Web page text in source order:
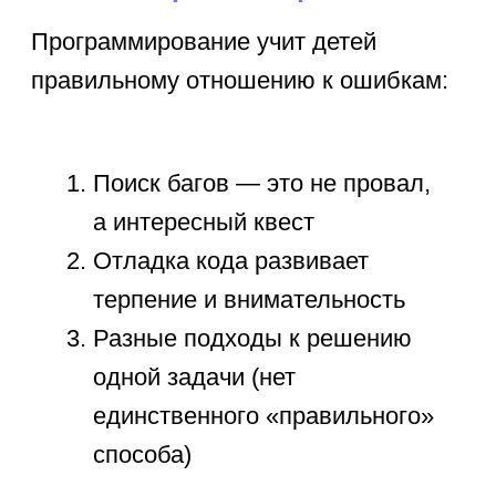
В каком возрасте
программирование
Оптимальный возраст для
старта — 5−7 лет. В этом периоде